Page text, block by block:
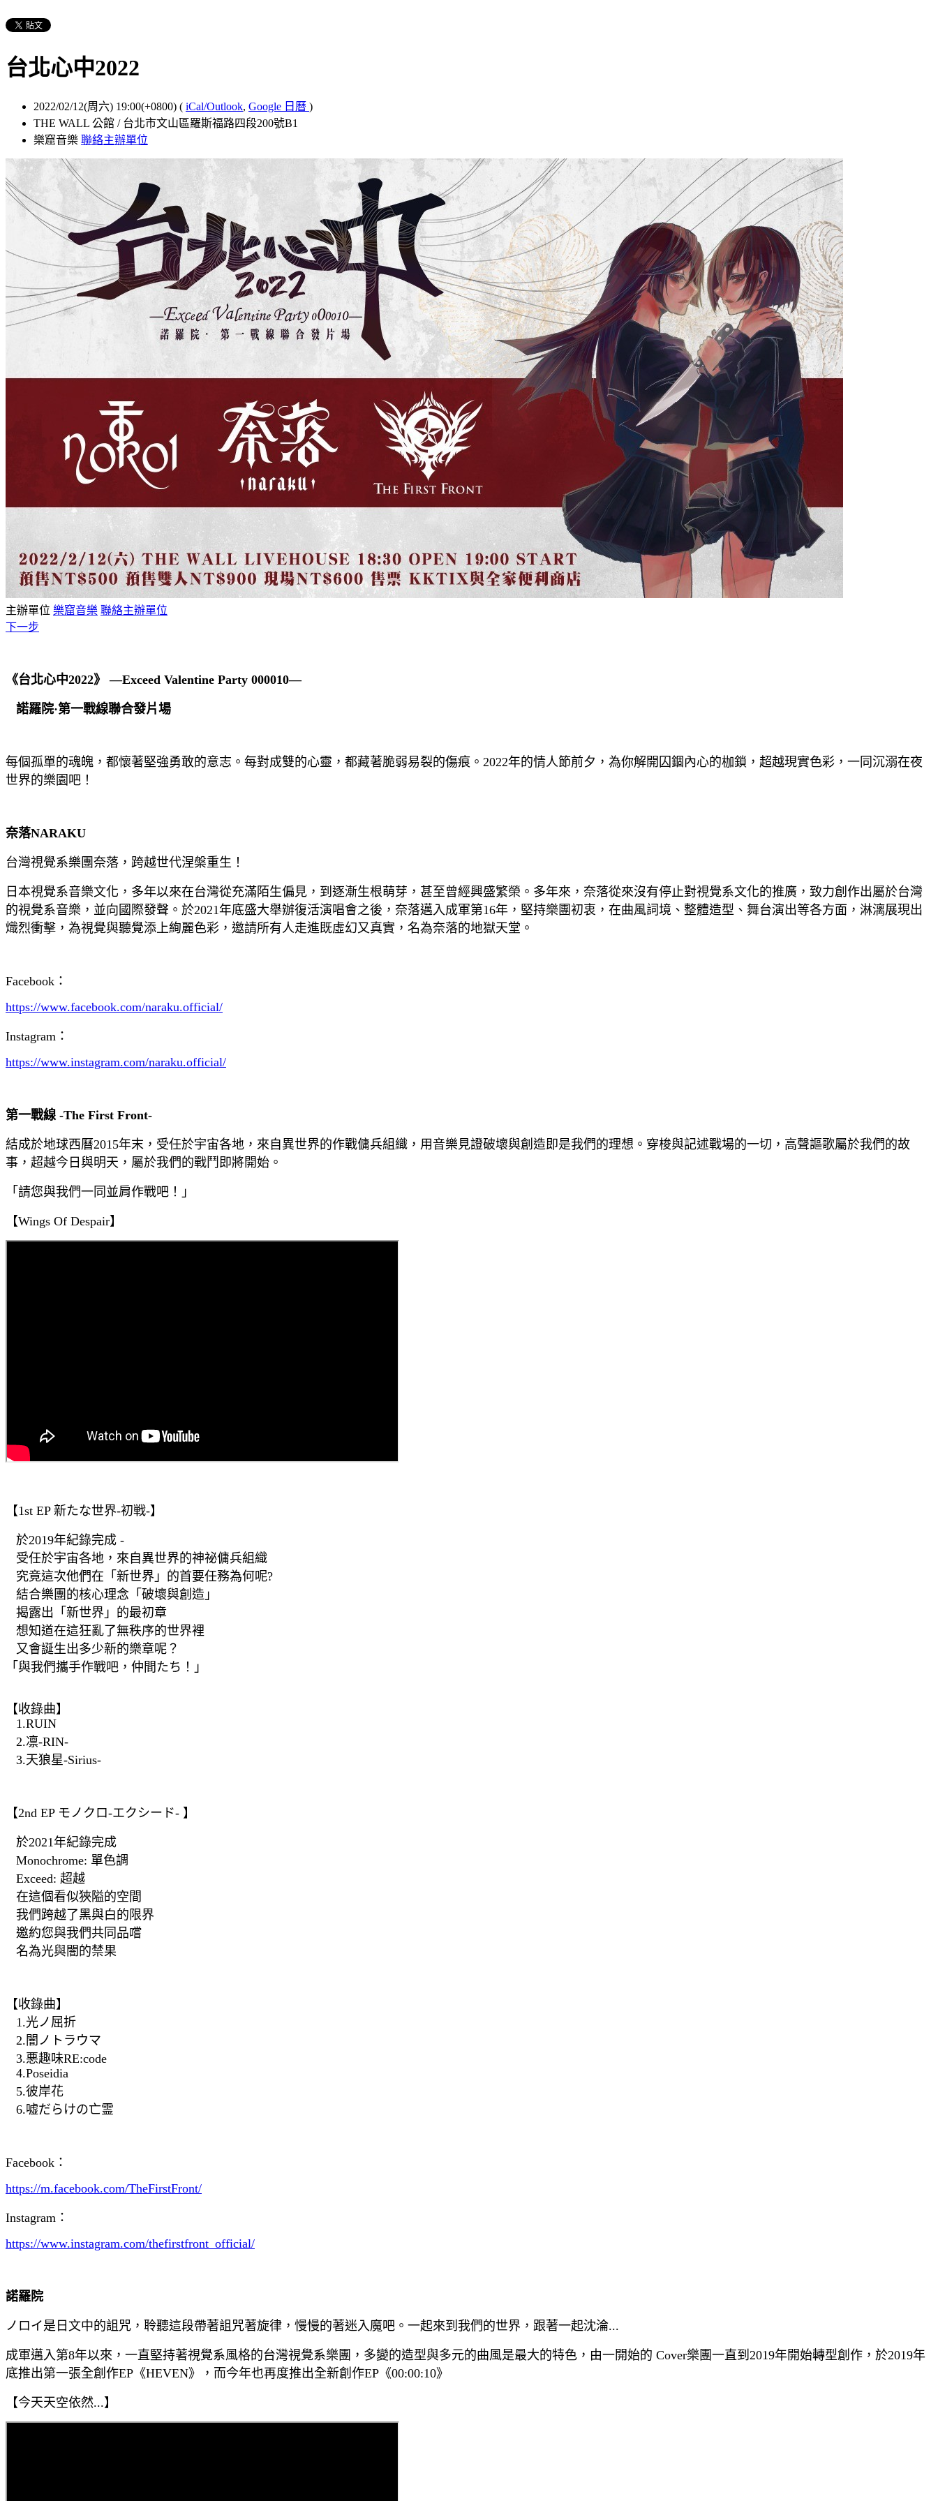
台北心中2022
2022/02/12(周六) 19:00(+0800) ( iCal/Outlook, Google 日曆 )
THE WALL 公館 / 台北市文山區羅斯福路四段200號B1
樂窟音樂 聯絡主辦單位
主辦單位 樂窟音樂 聯絡主辦單位
下一步
《台北心中2022》 —Exceed Valentine Party 000010—
諾羅院·第一戰線聯合發片場
每個孤單的魂魄，都懷著堅強勇敢的意志。每對成雙的心靈，都藏著脆弱易裂的傷痕。2022年的情人節前夕，為你解開囚錮內心的枷鎖，超越現實色彩，一同沉溺在夜
世界的樂園吧！
奈落NARAKU
台灣視覺系樂團奈落，跨越世代涅槃重生！
日本視覺系音樂文化，多年以來在台灣從充滿陌生偏見，到逐漸生根萌芽，甚至曾經興盛繁榮。多年來，奈落從來沒有停止對視覺系文化的推廣，致力創作出屬於台灣
的視覺系音樂，並向國際發聲。於2021年底盛大舉辦復活演唱會之後，奈落邁入成軍第16年，堅持樂團初衷，在曲風詞境、整體造型、舞台演出等各方面，淋漓展現出
熾烈衝擊，為視覺與聽覺添上絢麗色彩，邀請所有人走進既虛幻又真實，名為奈落的地獄天堂。
Facebook：
https://www.facebook.com/naraku.official/
Instagram：
https://www.instagram.com/naraku.official/
第一戰線 -The First Front-
結成於地球西曆2015年末，受任於宇宙各地，來自異世界的作戰傭兵組織，用音樂見證破壞與創造即是我們的理想。穿梭與記述戰場的一切，高聲謳歌屬於我們的故
事，超越今日與明天，屬於我們的戰鬥即將開始。
「請您與我們一同並肩作戰吧！」
【Wings Of Despair】
【1st EP 新たな世界-初戦-】
於2019年紀錄完成 -
受任於宇宙各地，來自異世界的神祕傭兵組織
究竟這次他們在「新世界」的首要任務為何呢?
結合樂團的核心理念「破壞與創造」
揭露出「新世界」的最初章
想知道在這狂亂了無秩序的世界裡
又會誕生出多少新的樂章呢？
「與我們攜手作戰吧，仲間たち！」
【收錄曲】
1.RUIN
2.凛-RIN-
3.天狼星-Sirius-
【2nd EP モノクロ-エクシード- 】
於2021年紀錄完成
Monochrome: 單色調
Exceed: 超越
在這個看似狹隘的空間
我們跨越了黑與白的限界
邀約您與我們共同品嚐
名為光與闇的禁果
【收錄曲】
1.光ノ屈折
2.闇ノトラウマ
3.悪趣味RE:code
4.Poseidia
5.彼岸花
6.嘘だらけの亡霊
Facebook：
https://m.facebook.com/TheFirstFront/
Instagram：
https://www.instagram.com/thefirstfront_official/
諾羅院
ノロイ是日文中的詛咒，聆聽這段帶著詛咒著旋律，慢慢的著迷入魔吧。一起來到我們的世界，跟著一起沈淪...
成軍邁入第8年以來，一直堅持著視覺系風格的台灣視覺系樂團，多變的造型與多元的曲風是最大的特色，由一開始的 Cover樂團一直到2019年開始轉型創作，於2019年
底推出第一張全創作EP《HEVEN》，而今年也再度推出全新創作EP《00:00:10》
【今天天空依然...】